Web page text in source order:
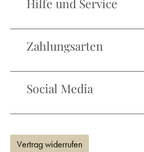
Hilfe und Service
Zahlungsarten
Social Media
Vertrag widerrufen